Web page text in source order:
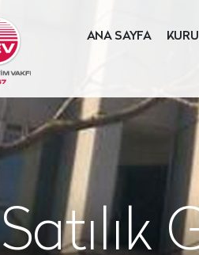
ANA SAYFA
Satılık